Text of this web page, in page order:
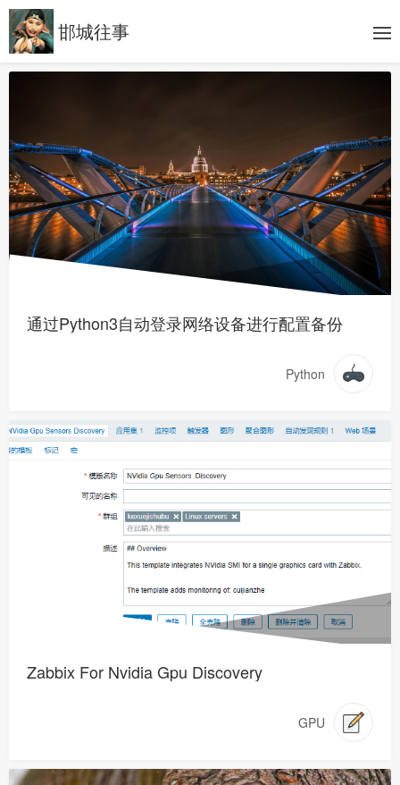
邯城往事
通过Python3自动登录网络设备进行配置备份
Python
Zabbix For Nvidia Gpu Discovery
GPU